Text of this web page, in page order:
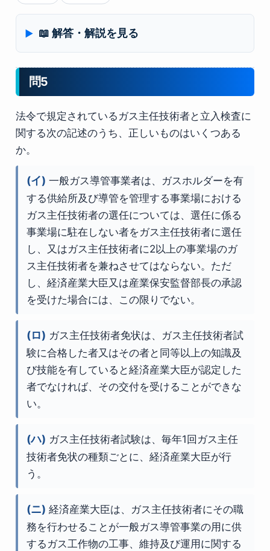
📖 解答・解説を見る
問5
法令で規定されているガス主任技術者と立入検査に
関する次の記述のうち、正しいものはいくつある
か。
(イ) 一般ガス導管事業者は、ガスホルダーを有
する供給所及び導管を管理する事業場における
ガス主任技術者の選任については、選任に係る
事業場に駐在しない者をガス主任技術者に選任
し、又はガス主任技術者に2以上の事業場のガ
ス主任技術者を兼ねさせてはならない。ただ
し、経済産業大臣又は産業保安監督部長の承認
を受けた場合には、この限りでない。
(ロ) ガス主任技術者免状は、ガス主任技術者試
験に合格した者又はその者と同等以上の知識及
び技能を有していると経済産業大臣が認定した
者でなければ、その交付を受けることができな
い。
(ハ) ガス主任技術者試験は、毎年1回ガス主任
技術者免状の種類ごとに、経済産業大臣が行
う。
(ニ) 経済産業大臣は、ガス主任技術者にその職
務を行わせることが一般ガス導管事業の用に供
するガス工作物の工事、維持及び運用に関する